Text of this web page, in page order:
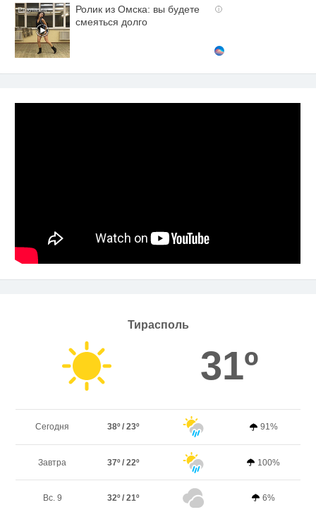
i
Ролик из Омска: вы будете
смеяться долго
Тирасполь
31º
Сегодня 38º / 23º 91%
Завтра 37º / 22º 100%
Вс. 9 32º / 21º 6%